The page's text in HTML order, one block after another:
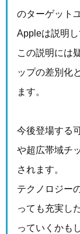
のターゲット
Appleは説明し
この説明には
ップの差別化
ます。
今後登場する
や超広帯域チ
されます。
テクノロジー
っても充実し
っていくかも